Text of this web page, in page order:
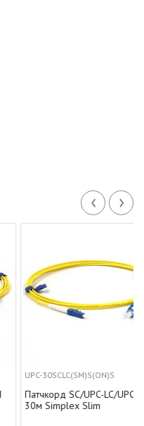
‹ ›
UPC-30SCLC(SM)S(ON)S
Патчкорд SC/UPC-LC/UPC SM
30м Simplex Slim